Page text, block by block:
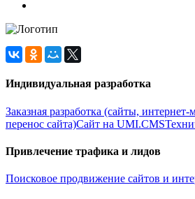
Индивидуальная разработка
Заказная разработка (сайты,
перенос сайта)Сайт на UMI.CMS
Привлечение трафика и лидов
Поисковое продвижение сайтов и